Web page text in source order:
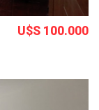
U$S 100.000